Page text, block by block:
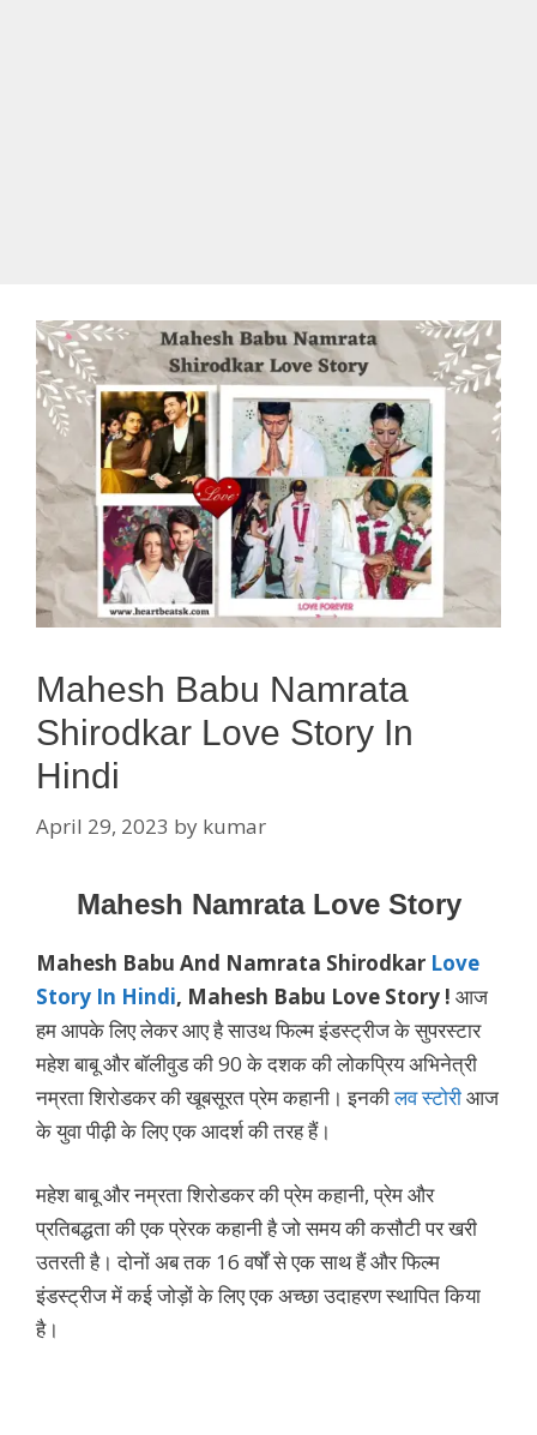
Mahesh Babu Namrata
Shirodkar Love Story In
Hindi
April 29, 2023 by kumar
Mahesh Namrata Love Story
Mahesh Babu And Namrata Shirodkar Love
Story In Hindi, Mahesh Babu Love Story ! आज
हम आपके लिए लेकर आए है साउथ फिल्म इंडस्ट्रीज के सुपरस्टार
महेश बाबू और बॉलीवुड की 90 के दशक की लोकप्रिय अभिनेत्री
नम्रता शिरोडकर की खूबसूरत प्रेम कहानी। इनकीलव स्टोरीआज
के युवा पीढ़ी के लिए एक आदर्श की तरह हैं।
महेश बाबू और नम्रता शिरोडकर की प्रेम कहानी, प्रेम और
प्रतिबद्धता की एक प्रेरक कहानी है जो समय की कसौटी पर खरी
उतरती है। दोनों अब तक 16 वर्षों से एक साथ हैं और फिल्म
इंडस्ट्रीज में कई जोड़ों के लिए एक अच्छा उदाहरण स्थापित किया
है।